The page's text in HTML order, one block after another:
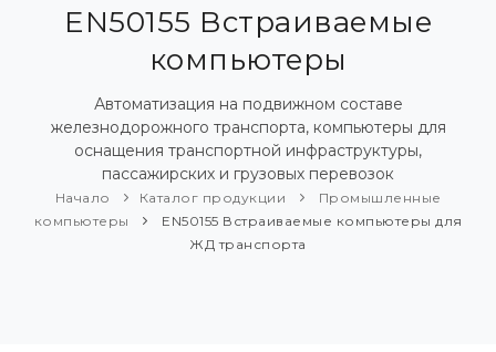
О КОМПАНИИ
ПРИМЕРЫ И РЕШЕНИЯ
КАТАЛОГ ПРОДУКЦИИ
ПРЕСС-ЦЕНТР
EN50155 Встраиваемые
компьютеры
Автоматизация на подвижном составе
железнодорожного транспорта, компьютеры для
оснащения транспортной инфраструктуры,
пассажирских и грузовых перевозок
Начало Каталог продукции
Промышленные
компьютеры
EN50155 Встраиваемые компьютеры для
ЖД транспорта